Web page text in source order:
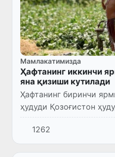
Мамлакатимизда
Ҳафтанинг иккинчи
яна қизиши кутилади
Ҳафтанинг биринчи
ҳудуди Қозоғистон
келган салқин ҳаво
остида бўлади.
1262